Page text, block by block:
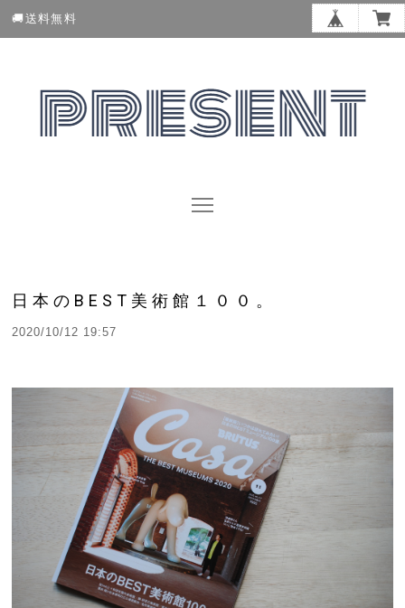
🚚送料無料
日本のBEST美術館１００。
2020/10/12 19:57